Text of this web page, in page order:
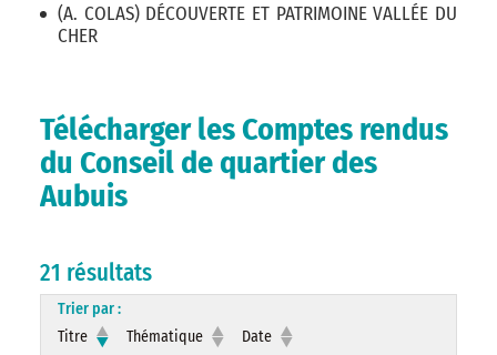
(A. COLAS) DÉCOUVERTE ET PATRIMOINE VALLÉE DU
CHER
Télécharger les Comptes rendus
du Conseil de quartier des
Aubuis
21 résultats
Trier par :
Titre
Thématique Date